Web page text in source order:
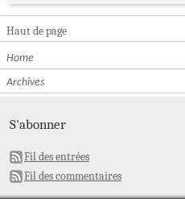
Haut de page
Home
Archives
S'abonner
Fil des entrées
Fil des commentaires